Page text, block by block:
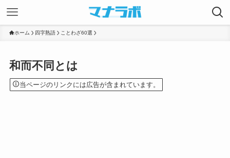
ホーム 四字熟語 ことわざ60選
和而不同とは
当ページのリンクには広告が含まれています。